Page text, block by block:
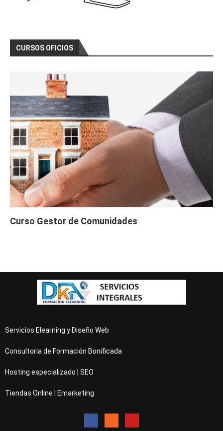
CURSOS OFICIOS
Curso Gestor de Comunidades
Servicios Elearning y Diseño Web
Consultoria de Formación Bonificada
Hosting especializado | SEO
Tiendas Online | Emarketing